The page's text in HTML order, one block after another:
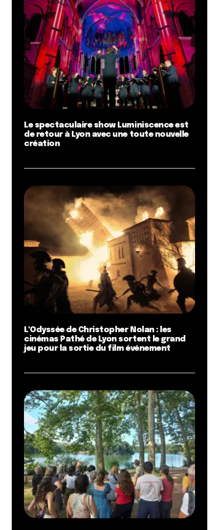
Le spectaculaire show Luminiscence est
de retour à Lyon avec une toute nouvelle
création
L’Odyssée de Christopher Nolan : les
cinémas Pathé de Lyon sortent le grand
jeu pour la sortie du film événement